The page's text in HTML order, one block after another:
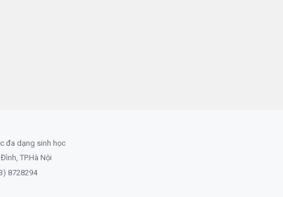
đa dạng sinh học
TP.Hà Nội
8728294